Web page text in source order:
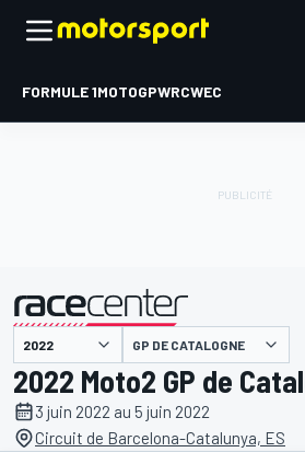
FORMULE 1MOTOGPWRCWEC
présenté par GP DE CATALOGNE
2022 Moto2 GP de
3 juin 2022 au 5 juin 2022
Circuit de Barcelona-Catalunya, ES